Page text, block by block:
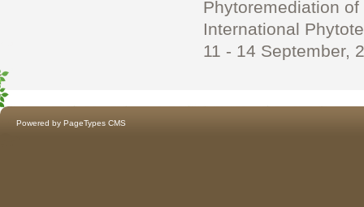
Phytoremediation
International
11 - 14 September,
Powered by PageTypes CMS